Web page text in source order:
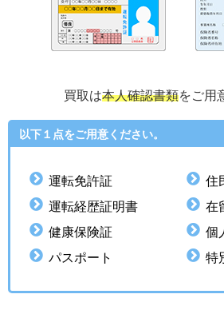
買取は本人確認書類をご用
以下１点をご用意ください。
運転免許証
運転経歴証明書
健康保険証
パスポート
住
在
個
特